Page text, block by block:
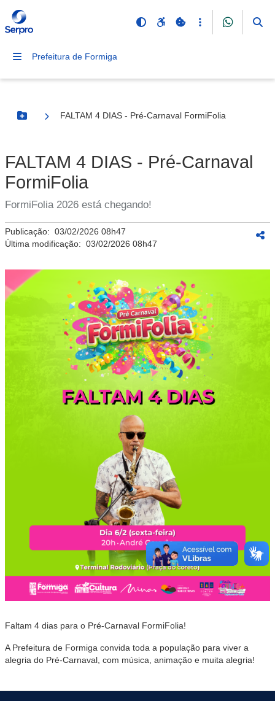
Prefeitura de Formiga
Botão Menu
FALTAM 4 DIAS - Pré-Carnaval FormiFolia
FALTAM 4 DIAS - Pré-Carnaval
FormiFolia
FormiFolia 2026 está chegando!
Publicação: 03/02/2026 08h47
Última modificação: 03/02/2026 08h47
Faltam 4 dias para o Pré-Carnaval FormiFolia!
A Prefeitura de Formiga convida toda a população para viver a
alegria do Pré-Carnaval, com música, animação e muita alegria!